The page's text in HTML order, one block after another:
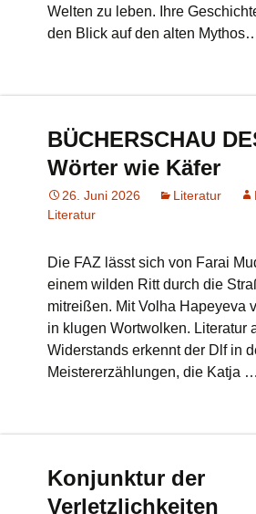
Welten zu leben. Ihre
den Blick auf den alten
BÜCHERSCHAU
Wörter wie Käfer
26. Juni 2026 Literatur
Literatur
Die FAZ lässt sich von Farai
einem wilden Ritt durch die
mitreißen. Mit Volha Hapeyeva
in klugen Wortwolken. Literatur
Widerstands erkennt der Dlf in
Meistererzählungen, die Katja …
Konjunktur der
Verletzlichkeiten